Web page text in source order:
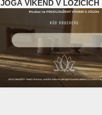
JÓGA VÍKEND V LOZICÍCH